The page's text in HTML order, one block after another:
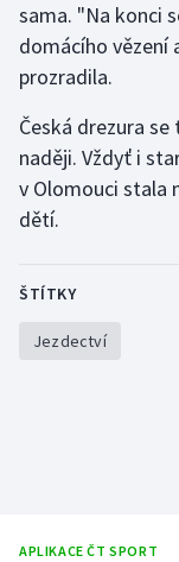
Parasport
Plážový volejbal
Ragby
Triatlon
sama. "Na konci
domácího vězení
prozradila.
Česká drezura
naději. Vždyť i
v Olomouci stala
dětí.
ŠTÍTKY
Jezdectví
APLIKACE ČT SPORT